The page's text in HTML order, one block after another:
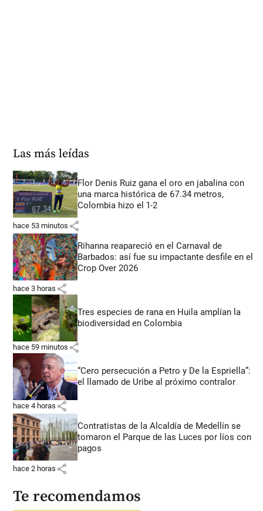
Las más leídas
Flor Denis Ruiz gana el oro en jabalina con
una marca histórica de 67.34 metros,
Colombia hizo el 1-2
hace 53 minutos share
Rihanna reapareció en el Carnaval de
Barbados: así fue su impactante desfile en el
Crop Over 2026
hace 3 horas share
Tres especies de rana en Huila amplían la
biodiversidad en Colombia
hace 59 minutos share
“Cero persecución a Petro y De la Espriella”:
el llamado de Uribe al próximo contralor
hace 4 horas share
Contratistas de la Alcaldía de Medellín se
tomaron el Parque de las Luces por líos con
pagos
hace 2 horas share
Te recomendamos